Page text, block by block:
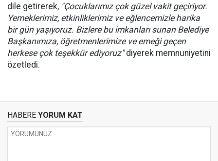
dile getirerek, "Çocuklarımız çok güzel vakit geçiriyor.
Yemeklerimiz, etkinliklerimiz ve eğlencemizle harika
bir gün yaşıyoruz. Bizlere bu imkanları sunan Belediye
Başkanımıza, öğretmenlerimize ve emeği geçen
herkese çok teşekkür ediyoruz"diyerek memnuniyetini
özetledi.
HABERE YORUM KAT